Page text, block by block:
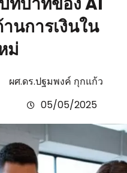
นการเงินใน
ม่
ผศ.ดร.ปฐมพงค์ กุกแก้ว
05/05/2025